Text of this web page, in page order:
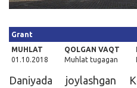
Grant
MUHLAT
01.10.2018
QOLGAN VAQT
Muhlat tugagan
Daniyada joylashgan